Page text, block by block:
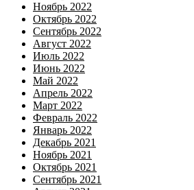
Ноябрь 2022
Октябрь 2022
Сентябрь 2022
Август 2022
Июль 2022
Июнь 2022
Май 2022
Апрель 2022
Март 2022
Февраль 2022
Январь 2022
Декабрь 2021
Ноябрь 2021
Октябрь 2021
Сентябрь 2021